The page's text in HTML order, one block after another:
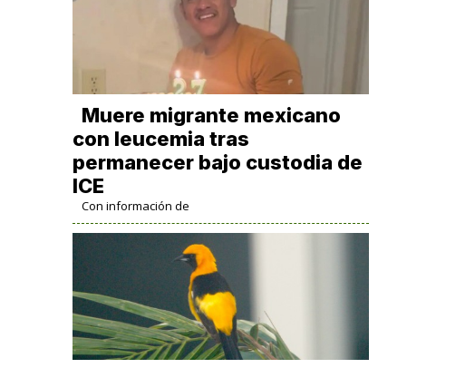
Muere migrante mexicano
con leucemia tras
permanecer bajo custodia de
ICE
Con información de